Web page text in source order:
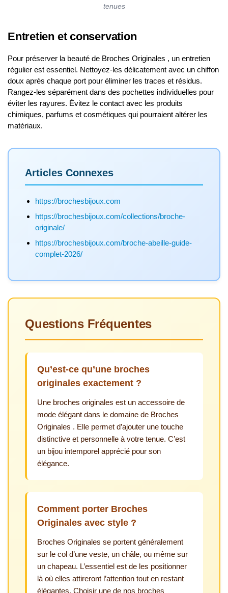
tenues
Entretien et conservation
Pour préserver la beauté de Broches Originales , un entretien
régulier est essentiel. Nettoyez-les délicatement avec un chiffon
doux après chaque port pour éliminer les traces et résidus.
Rangez-les séparément dans des pochettes individuelles pour
éviter les rayures. Évitez le contact avec les produits
chimiques, parfums et cosmétiques qui pourraient altérer les
matériaux.
Articles Connexes
https://brochesbijoux.com
https://brochesbijoux.com/collections/broche-
originale/
https://brochesbijoux.com/broche-abeille-guide-
complet-2026/
Questions Fréquentes
Qu’est-ce qu’une broches
originales exactement ?
Une broches originales est un accessoire de
mode élégant dans le domaine de Broches
Originales . Elle permet d’ajouter une touche
distinctive et personnelle à votre tenue. C’est
un bijou intemporel apprécié pour son
élégance.
Comment porter Broches
Originales avec style ?
Broches Originales se portent généralement
sur le col d’une veste, un châle, ou même sur
un chapeau. L’essentiel est de les positionner
là où elles attireront l’attention tout en restant
élégantes. Choisir une de nos broches